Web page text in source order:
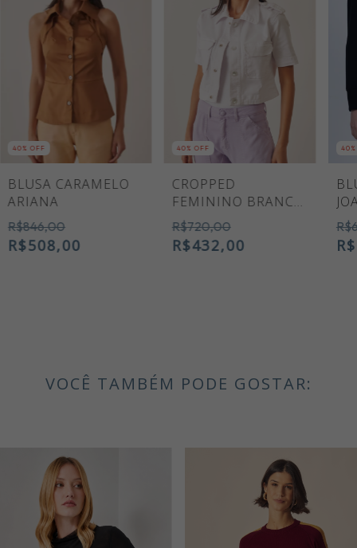
40% OFF
BLUSA CARAMELO
ARIANA
R$846,00
R$508,00
40% OFF
CROPPED
FEMININO BRANCO
THALITA
R$720,00
R$432,00
40
VOCÊ TAMBÉM PODE GOSTAR: